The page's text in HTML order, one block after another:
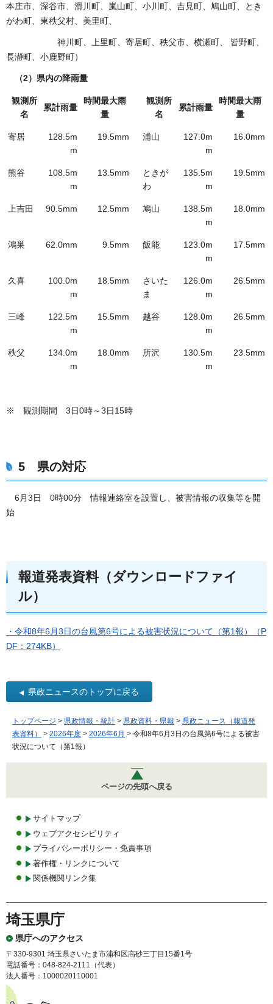
本庄市、深谷市、滑川町、嵐山町、小川町、吉見町、鳩山町、とき
がわ町、東秩父村、美里町、
神川町、上里町、寄居町、秩父市、横瀬町、 皆野町、
長瀞町、小鹿野町）
（2）県内の降雨量
観測所
名
累計雨量
時間最大雨
量
観測所
名
累計雨量
時間最大雨
量
寄居
128.5m
m
19.5mm 浦山
127.0m
m
16.0mm
熊谷
108.5m
m
13.5mm
ときが
わ
135.5m
m
19.5mm
上吉田 90.5mm 12.5mm 鳩山
138.5m
m
18.0mm
鴻巣 62.0mm 9.5mm 飯能
123.0m
m
17.5mm
久喜
100.0m
m
18.5mm
さいた
ま
126.0m
m
26.5mm
三峰
122.5m
m
15.5mm 越谷
128.0m
m
26.5mm
秩父
134.0m
m
18.0mm 所沢
130.5m
m
23.5mm
※ 観測期間 3日0時～3日15時
5 県の対応
6月3日 0時00分 情報連絡室を設置し、被害情報の収集等を開
始
報道発表資料（ダウンロードファイ
ル）
・令和8年6月3日の台風第6号による被害状況について（第1報）（P
DF：274KB）
県政ニュースのトップに戻る
トップページ > 県政情報・統計 > 県政資料・県報 > 県政ニュース（報道発
表資料）
> 2026年度 > 2026年6月 > 令和8年6月3日の台風第6号による被害
状況について（第1報）
ページの先頭へ戻る
サイトマップ
ウェブアクセシビリティ
プライバシーポリシー・免責事項
著作権・リンクについて
関係機関リンク集
埼玉県庁
県庁へのアクセス
〒330-9301 埼玉県さいたま市浦和区高砂三丁目15番1号
電話番号：048-824-2111（代表）
法人番号：1000020110001